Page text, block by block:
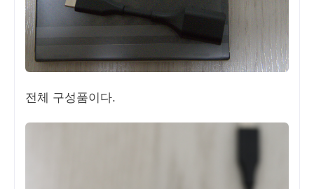
전체 구성품이다.